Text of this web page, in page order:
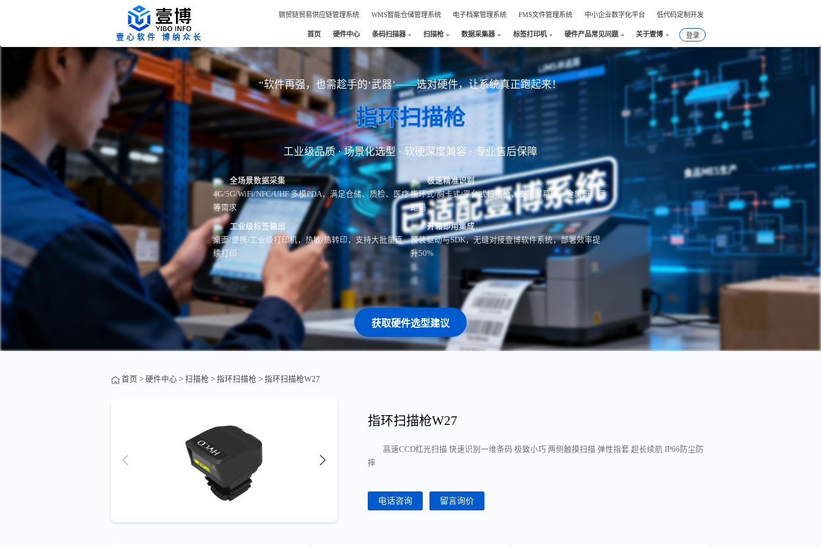
钢贸链贸易供应链管理系统 WMS智能仓储管理系统 电子档案管理系统 FMS文件管理系统 中小企业数字化平台 低代码定制开发
壹心软件 博纳众长 首页 硬件中心 条码扫描器 扫描枪 数据采集器 标签打印机 硬件产品常见问题 关于壹博 登录
“软件再强，也需趁手的‘武器’——选对硬件，让系统真正跑起来！
指环扫描枪
工业级品质 · 场景化选型 · 软硬深度兼容 · 专业售后保障
全场景数据采集
4G/5G/WiFi/NFC/UHF 多模PDA，满足仓储、质检、医疗
等需求
极速精准识别
指环式/胸卡式/平台式扫描枪，支持屏幕码、金属码、远
距码
工业级标签输出
桌面/便携/工业级打印机，热敏/热转印，支持大批量连
续打印
开箱即用集成
预装驱动与SDK，无缝对接壹博软件系统，部署效率提
升50%
获取硬件选型建议
首页 > 硬件中心 > 扫描枪 > 指环扫描枪 > 指环扫描枪W27
指环扫描枪W27
高速CCD红光扫描 快速识别一维条码 极致小巧 两侧触摸扫描 弹性指套 超长续航 IP66防尘防
摔
电话咨询 留言询价